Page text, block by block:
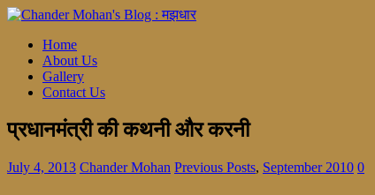
Home
About Us
Gallery
Contact Us
प्रधानमंत्री की कथनी और करनी
July 4, 2013 Chander Mohan Previous Posts, September 2010 0